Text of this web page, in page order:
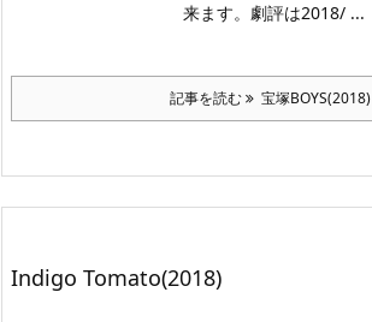
来ます。劇評は2018/ ...
記事を読む 宝塚BOYS(2018)
Indigo Tomato(2018)